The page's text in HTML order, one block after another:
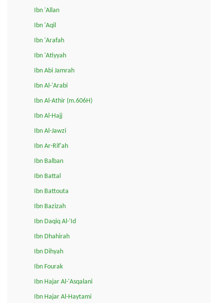
Ibn 'Allan
Ibn 'Aqil
Ibn 'Arafah
Ibn 'Atiyyah
Ibn Abi Jamrah
Ibn Al-'Arabi
Ibn Al-Athir (m.606H)
Ibn Al-Hajj
Ibn Al-Jawzi
Ibn Ar-Rif'ah
Ibn Balban
Ibn Battal
Ibn Battouta
Ibn Bazizah
Ibn Daqiq Al-'Id
Ibn Dhahirah
Ibn Dihyah
Ibn Fourak
Ibn Hajar Al-'Asqalani
Ibn Hajar Al-Haytami